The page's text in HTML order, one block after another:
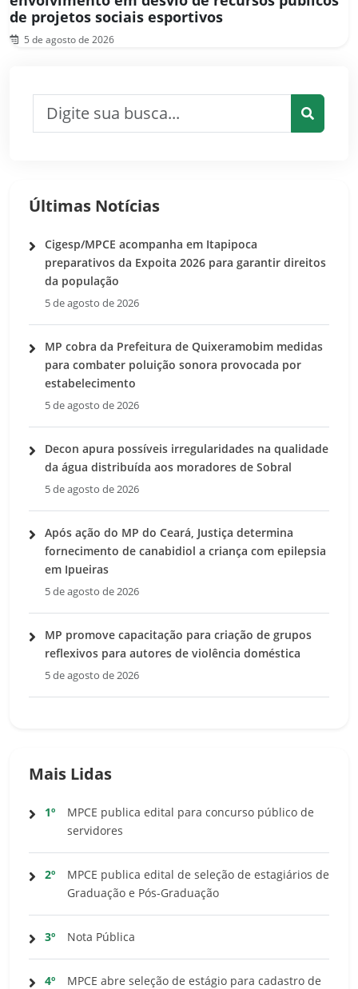
de projetos sociais esportivos
5 de agosto de 2026
Últimas Notícias
Cigesp/MPCE acompanha em Itapipoca
preparativos da Expoita 2026 para garantir direitos
da população
5 de agosto de 2026
MP cobra da Prefeitura de Quixeramobim medidas
para combater poluição sonora provocada por
estabelecimento
5 de agosto de 2026
Decon apura possíveis irregularidades na qualidade
da água distribuída aos moradores de Sobral
5 de agosto de 2026
Após ação do MP do Ceará, Justiça determina
fornecimento de canabidiol a criança com epilepsia
em Ipueiras
5 de agosto de 2026
MP promove capacitação para criação de grupos
reflexivos para autores de violência doméstica
5 de agosto de 2026
Mais Lidas
1º
MPCE publica edital para concurso público de
servidores
2º
MPCE publica edital de seleção de estagiários de
Graduação e Pós-Graduação
3º Nota Pública
4º
MPCE abre seleção de estágio para cadastro de